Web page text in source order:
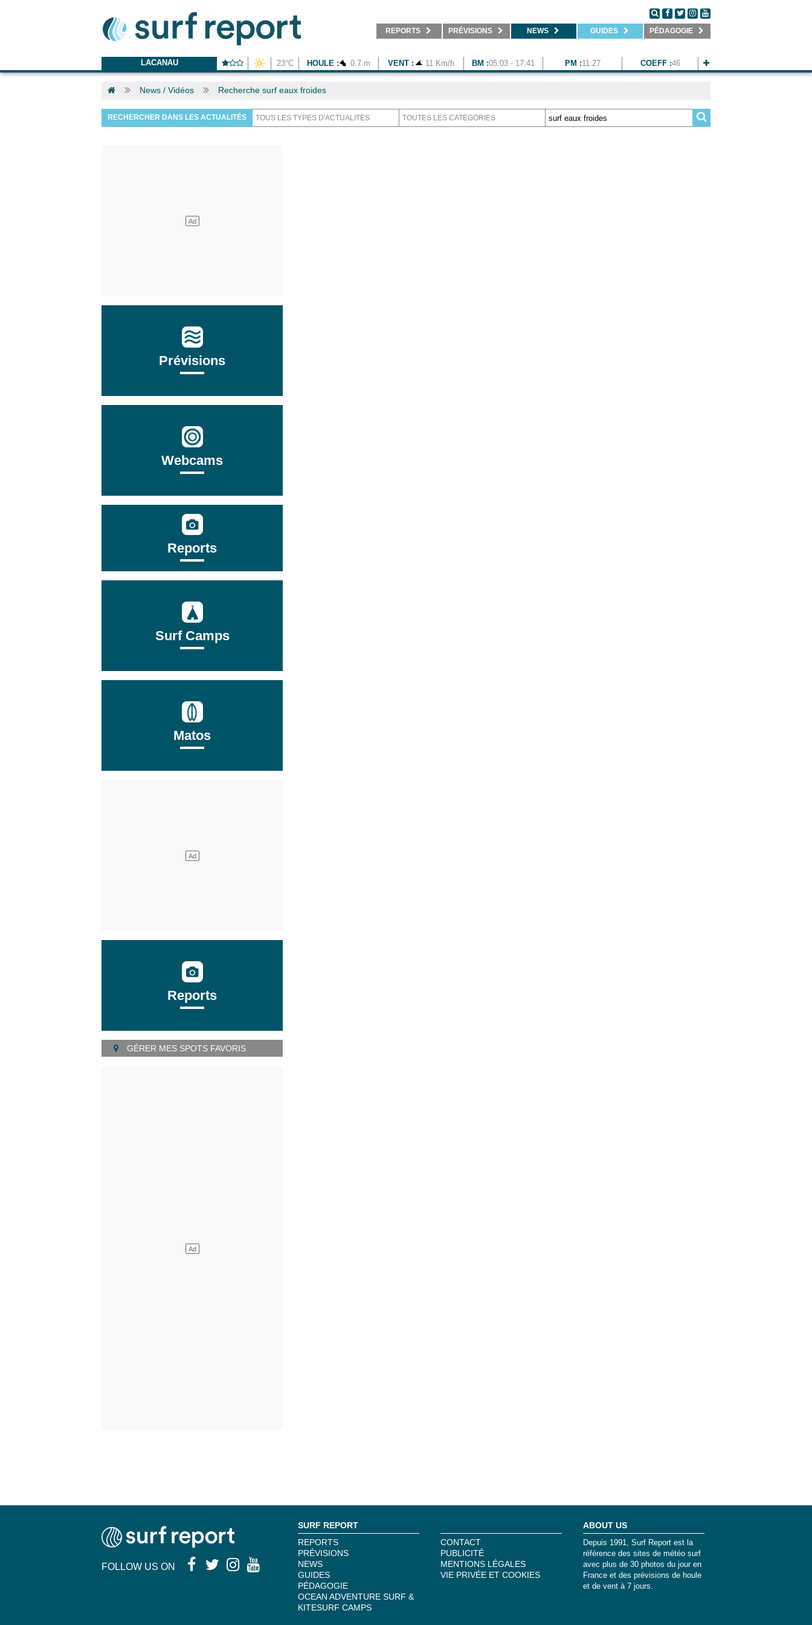
REPORTS PRÉVISIONS NEWS GUIDES PÉDAGOGIE
LACANAU 23°C HOULE : 0.7 m VENT : 11 Km/h BM :05:03 - 17:41 PM :11:27 COEFF :46
News / Vidéos Recherche surf eaux froides
RECHERCHER DANS LES ACTUALITÉS
Prévisions
Webcams
Reports
Surf Camps
Matos
Reports
GÉRER MES SPOTS FAVORIS
FOLLOW US ON
SURF REPORT
REPORTS
PRÉVISIONS
NEWS
GUIDES
PÉDAGOGIE
OCEAN ADVENTURE SURF &
KITESURF CAMPS
CONTACT
PUBLICITÉ
MENTIONS LÉGALES
VIE PRIVÉE ET COOKIES
ABOUT US
Depuis 1991, Surf Report est la
référence des sites de météo surf
avec plus de 30 photos du jour en
France et des prévisions de houle
et de vent à 7 jours.